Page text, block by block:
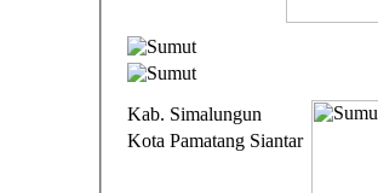
Kab. Simalungun
Kota Pamatang Siantar